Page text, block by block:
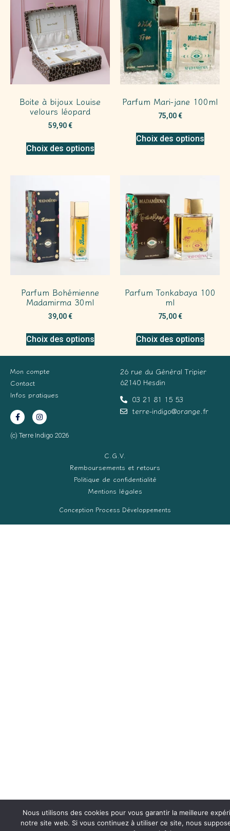
Boite à bijoux Louise
velours léopard
59,90€
Choix des options
Parfum Mari-jane 100ml
75,00€
Choix des options
Parfum Bohémienne
Madamirma 30ml
39,00€
Choix des options
Parfum Tonkabaya 100
ml
75,00€
Choix des options
Mon compte
Contact
Infos pratiques
(c) Terre Indigo 2026
26 rue du Général Tripier
62140 Hesdin
03 21 81 15 53
terre-indigo@orange.fr
C.G.V.
Remboursements et retours
Politique de confidentialité
Mentions légales
Conception Process Développements
Nous utilisons des cookies pour vous garantir la meilleure
notre site web. Si vous continuez à utiliser ce site, nous